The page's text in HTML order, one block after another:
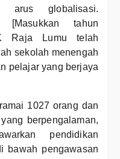
arus globalisasi.
tahun
Raja Lumu telah
sekolah menengah
pelajar yang berjaya
1027 orang dan
berpengalaman,
pendidikan
bawah pengawasan